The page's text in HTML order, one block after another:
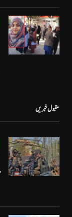
مقبول خبریں